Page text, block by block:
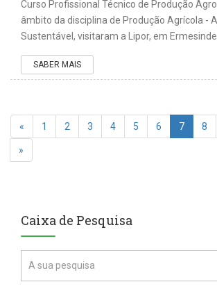
Curso Profissional Técnico de Produção
âmbito da disciplina de Produção Agrícola -
Sustentável, visitaram a Lipor, em Ermesinde.
SABER MAIS
« 1 2 3 4 5 6 7 8
»
Caixa de Pesquisa